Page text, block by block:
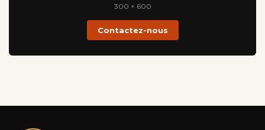
300 × 600
Contactez-nous